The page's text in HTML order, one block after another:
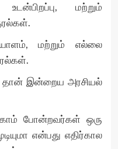
மற்றும்
மற்றும் எல்லை
இன்றைய அரசியல்
போன்றவர்கள் ஒரு
என்பது எதிர்கால